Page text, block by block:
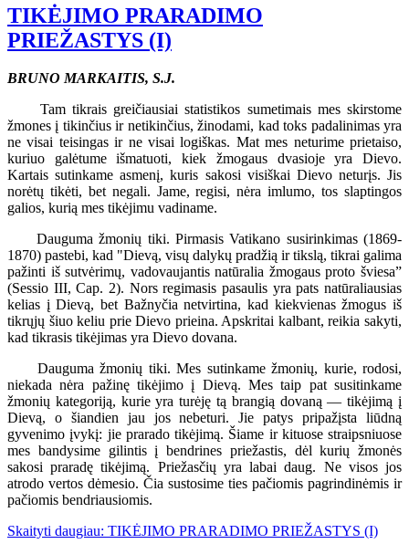
TIKĖJIMO PRARADIMO
PRIEŽASTYS (I)
BRUNO MARKAITIS, S.J.
Tam tikrais greičiausiai statistikos sumetimais mes skirstome
žmones į tikinčius ir netikinčius, žinodami, kad toks padalinimas yra
ne visai teisingas ir ne visai logiškas. Mat mes neturime prietaiso,
kuriuo galėtume išmatuoti, kiek žmogaus dvasioje yra Dievo.
Kartais sutinkame asmenį, kuris sakosi visiškai Dievo neturįs. Jis
norėtų tikėti, bet negali. Jame, regisi, nėra imlumo, tos slaptingos
galios, kurią mes tikėjimu vadiname.
Dauguma žmonių tiki. Pirmasis Vatikano susirinkimas (1869-
1870) pastebi, kad "Dievą, visų dalykų pradžią ir tikslą, tikrai galima
pažinti iš sutvėrimų, vadovaujantis natūralia žmogaus proto šviesa”
(Sessio III, Cap. 2). Nors regimasis pasaulis yra pats natūraliausias
kelias į Dievą, bet Bažnyčia netvirtina, kad kiekvienas žmogus iš
tikrųjų šiuo keliu prie Dievo prieina. Apskritai kalbant, reikia sakyti,
kad tikrasis tikėjimas yra Dievo dovana.
Dauguma žmonių tiki. Mes sutinkame žmonių, kurie, rodosi,
niekada nėra pažinę tikėjimo į Dievą. Mes taip pat susitinkame
žmonių kategoriją, kurie yra turėję tą brangią dovaną — tikėjimą į
Dievą, o šiandien jau jos nebeturi. Jie patys pripažįsta liūdną
gyvenimo įvykį: jie prarado tikėjimą. Šiame ir kituose straipsniuose
mes bandysime gilintis į bendrines priežastis, dėl kurių žmonės
sakosi praradę tikėjimą. Priežasčių yra labai daug. Ne visos jos
atrodo vertos dėmesio. Čia sustosime ties pačiomis pagrindinėmis ir
pačiomis bendriausiomis.
Skaityti daugiau: TIKĖJIMO PRARADIMO PRIEŽASTYS (I)